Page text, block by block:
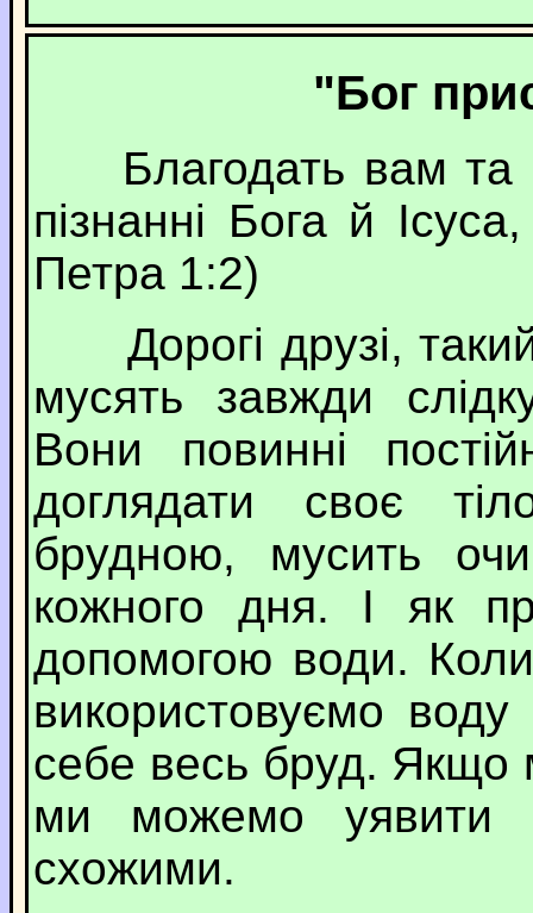
"Бог
Благодать вам та
пізнанні Бога й
Петра 1:2)
Дорогі друзі,
мусять завжди
Вони повинні
доглядати своє
брудною, мусить
кожного дня. І як
допомогою води.
використовуємо
себе весь бруд. Якщо
ми можемо уявити
схожими.